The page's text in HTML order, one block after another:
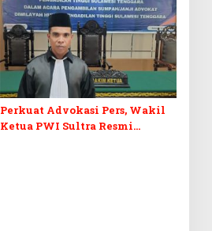
Perkuat Advokasi Pers, Wakil
Ketua PWI Sultra Resmi